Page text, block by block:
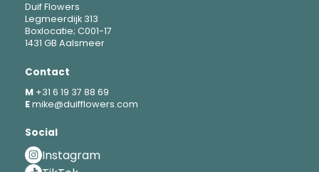
Duif Flowers
Legmeerdijk 313
Boxlocatie; C001-17
1431 GB Aalsmeer
Contact
M +31 6 19 37 88 69
Emike@duifflowers.com
Social
Instagram